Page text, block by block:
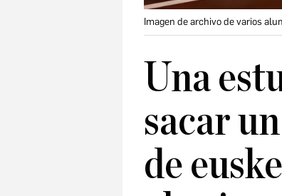
Imagen de archivo de varios
Una
sacar
de